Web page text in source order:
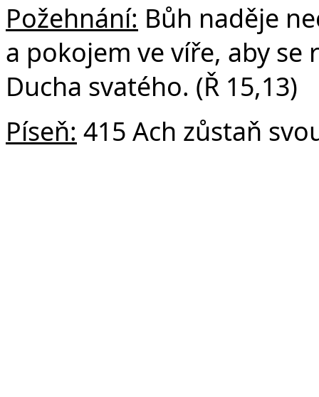
Požehnání: Bůh naděje
a pokojem ve víře, aby se
Ducha svatého. (Ř 15,13)
Píseň: 415 Ach zůstaň